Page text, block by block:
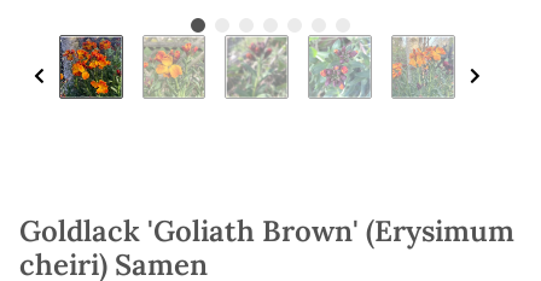
Goldlack 'Goliath Brown' (Erysimum
cheiri) Samen